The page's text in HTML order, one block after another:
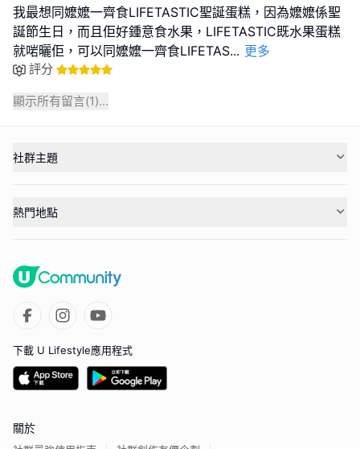
我最想同嬤嬤一齊食LIFETASTIC聖誕蛋糕，因為嬤嬤係聖
誕節生日，而且佢好鍾意食水果，LIFETASTIC既水果蛋糕
就啱曬佢，可以同嬤嬤一齊食LIFETAS... 更多
評分
顯示所有留言(1)...
社群主題
熱門地點
下載 U Lifestyle應用程式
關於